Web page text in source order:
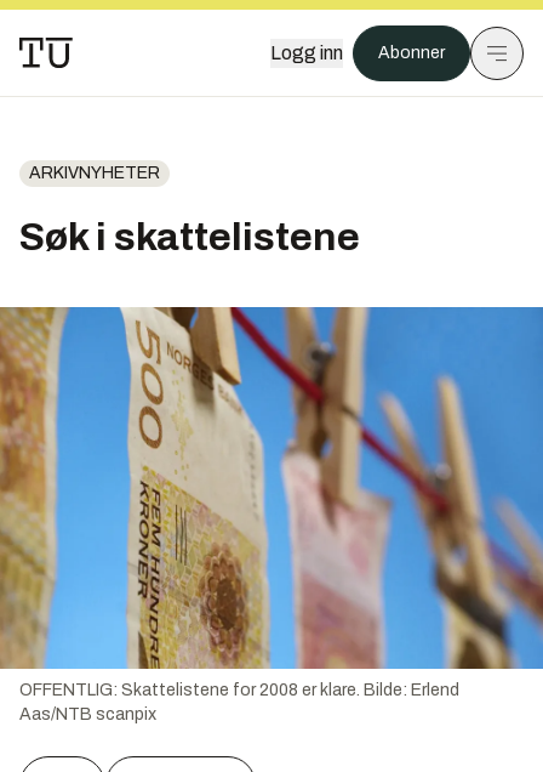
Logg inn Abonner
ARKIVNYHETER
Søk i skattelistene
OFFENTLIG: Skattelistene for 2008 er klare. Bilde: Erlend
Aas/NTB scanpix